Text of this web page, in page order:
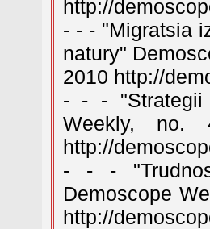
http://
- - - "Migratsia
natury"
2010 http://
- - - "Strategii
Weekly,
http://
- - -
Demoscope
http://